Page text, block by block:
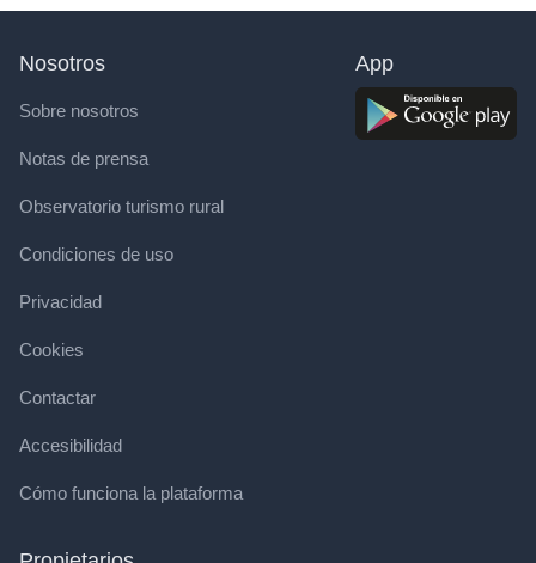
Nosotros
Sobre nosotros
Notas de prensa
Observatorio turismo rural
Condiciones de uso
Privacidad
Cookies
Contactar
Accesibilidad
Cómo funciona la plataforma
App